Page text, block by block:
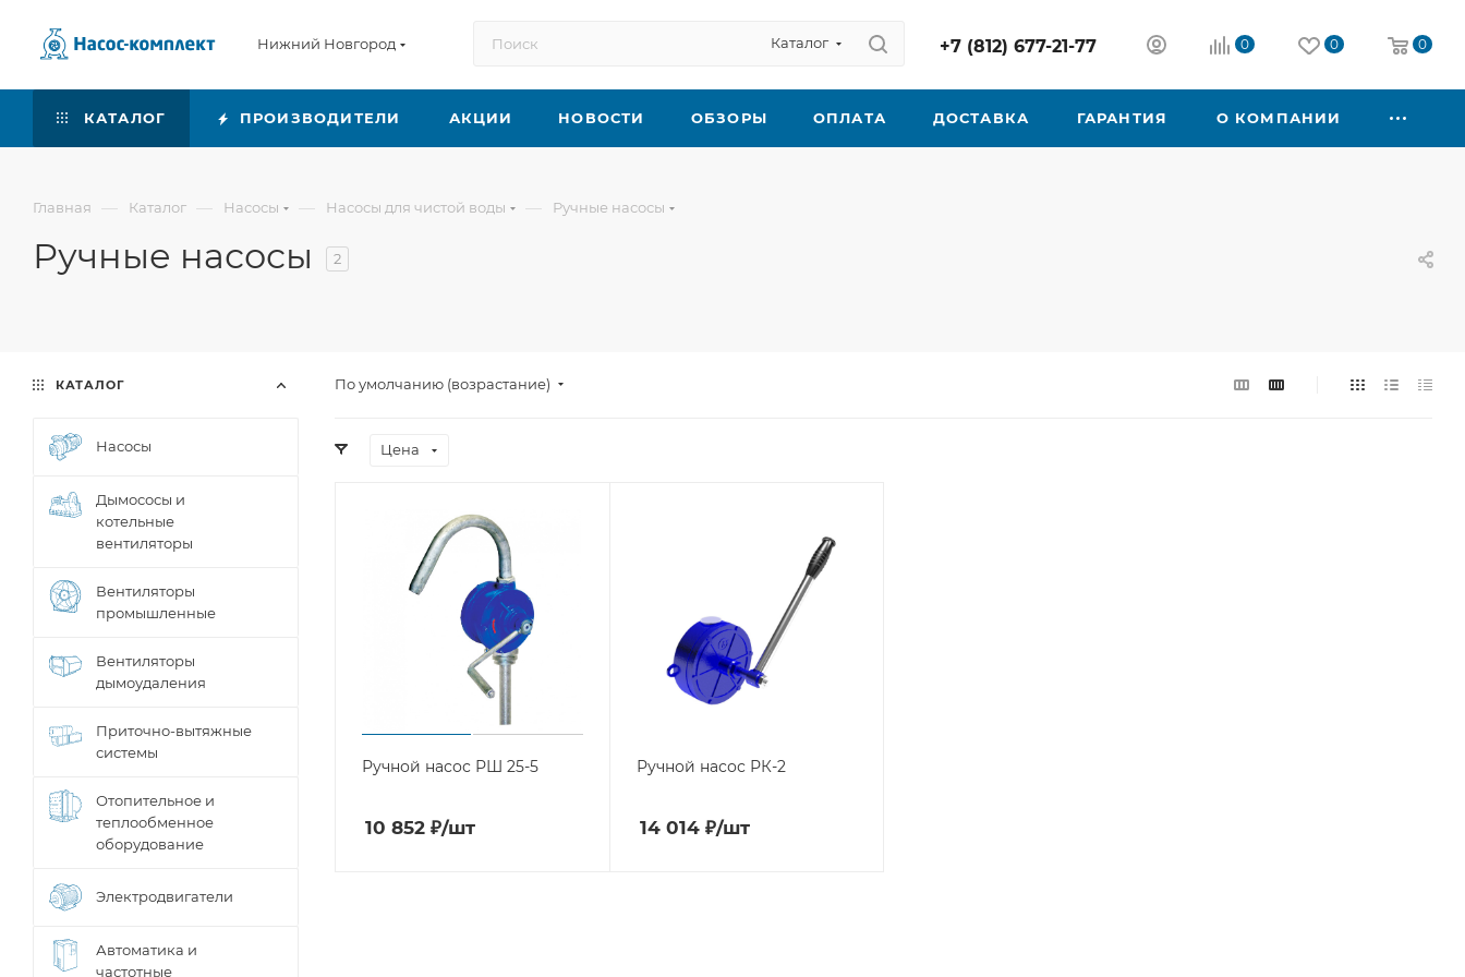
Нижний Новгород Каталог +7 (812) 677-21-77 0 0 0
КАТАЛОГ ПРОИЗВОДИТЕЛИ АКЦИИ НОВОСТИ ОБЗОРЫ ОПЛАТА ДОСТАВКА ГАРАНТИЯ О КОМПАНИИ
Главная — Каталог — Насосы — Насосы для чистой воды — Ручные насосы
Ручные насосы 2
По умолчанию (возрастание)
Цена
Ручной насос РШ 25-5
10 852 ₽/шт
Ручной насос РК-2
14 014₽/шт
КАТАЛОГ
Насосы
Дымососы и
котельные
вентиляторы
Вентиляторы
промышленные
Вентиляторы
дымоудаления
Приточно-вытяжные
системы
Отопительное и
теплообменное
оборудование
Электродвигатели
Автоматика и
частотные